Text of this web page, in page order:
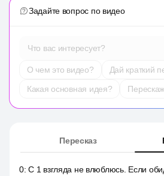
Задайте вопрос по видео
Что вас интересует?
О чем это видео?
Дай краткий
Какая основная идея?
Пересказ
0:С 1 взгляда не влюблюсь. Если